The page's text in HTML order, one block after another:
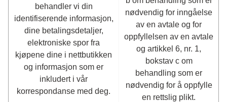
behandler vi din
identifiserende informasjon,
dine betalingsdetaljer,
elektroniske spor fra
kjøpene dine i nettbutikken
og informasjon som er
inkludert i vår
korrespondanse med deg.
nødvendig for inngåelse
av en avtale og for
oppfyllelsen av en avtale
og artikkel 6, nr. 1,
bokstav c om
behandling som er
nødvendig for å oppfylle
en rettslig plikt.